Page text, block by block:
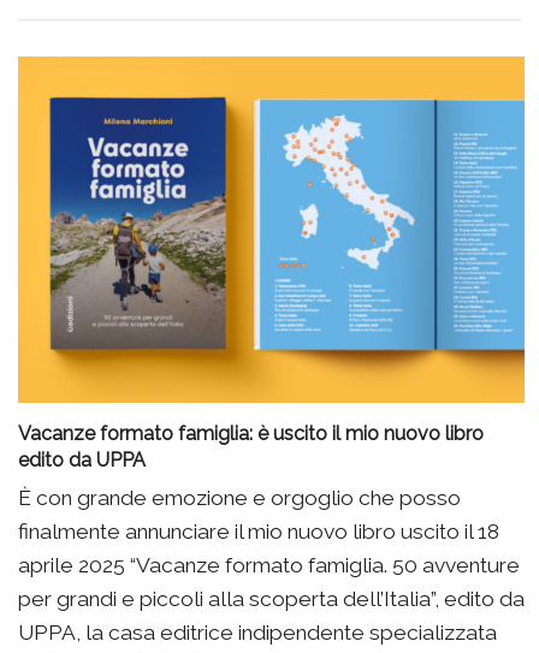
Vacanze formato famiglia: è uscito il mio nuovo libro
edito da UPPA
È con grande emozione e orgoglio che posso
finalmente annunciare il mio nuovo libro uscito il 18
aprile 2025 “Vacanze formato famiglia. 50 avventure
per grandi e piccoli alla scoperta dell’Italia”, edito da
UPPA, la casa editrice indipendente specializzata